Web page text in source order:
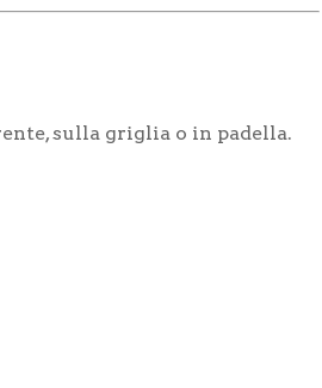
sulla griglia o in padella.